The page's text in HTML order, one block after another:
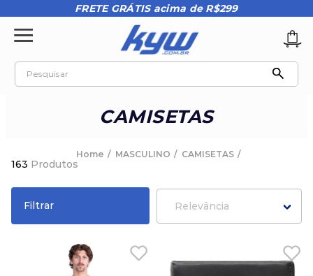
FRETE GRÁTIS acima de R$299
Pesquisar
CAMISETAS
MASCULINO CAMISETAS
163 Produtos
Filtrar Relevância